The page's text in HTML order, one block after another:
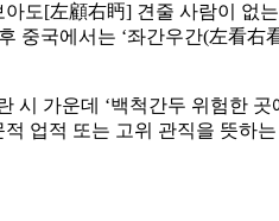
도[左顧右眄] 견줄 사람이 없
국에서는 ‘좌간우간(左看右
시 가운데 ‘백척간두 위험한
업적 또는 고위 관직을 뜻하